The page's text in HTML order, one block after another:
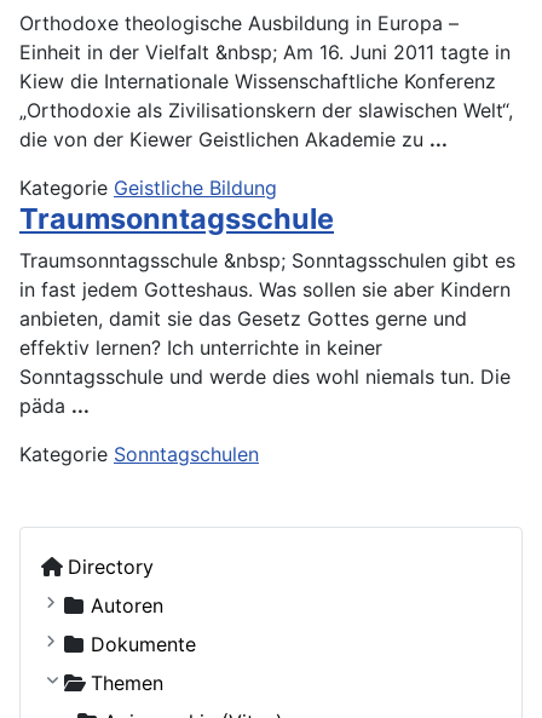
Directory
Autoren
Kostiuczuk, Jakub, Bischof von Białystok und
Ohne Autor
Dokumente
Russische Orthodoxe Kirche
Themen
Orthodoxe theologische Ausbildung in Europa –
Einheit in der Vielfalt &nbsp; Am 16. Juni 2011 tagte in
Kiew die Internationale Wissenschaftliche Konferenz
„Orthodoxie als Zivilisationskern der slawischen Welt“,
die von der Kiewer Geistlichen Akademie zu ...
Kategorie Geistliche Bildung
Traumsonntagsschule
Traumsonntagsschule &nbsp; Sonntagsschulen gibt es
in fast jedem Gotteshaus. Was sollen sie aber Kindern
anbieten, damit sie das Gesetz Gottes gerne und
effektiv lernen? Ich unterrichte in keiner
Sonntagsschule und werde dies wohl niemals tun. Die
päda ...
Kategorie Sonntagschulen